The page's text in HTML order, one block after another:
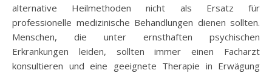
alternative Heilmethoden nicht als Ersatz für
professionelle medizinische Behandlungen dienen sollten.
Menschen, die unter ernsthaften psychischen
Erkrankungen leiden, sollten immer einen Facharzt
konsultieren und eine geeignete Therapie in Erwägung